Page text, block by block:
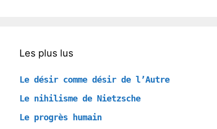
Les plus lus
Le désir comme désir de l’Autre
Le nihilisme de Nietzsche
Le progrès humain